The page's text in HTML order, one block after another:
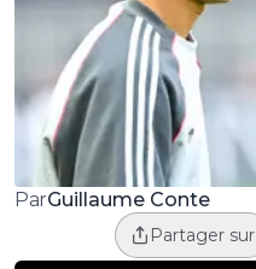
ParGuillaume Conte
Partager sur